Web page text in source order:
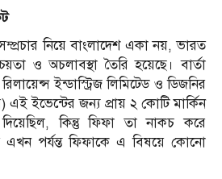
নিয়ে বাংলাদেশ একা নয়, ভারত
ও অচলাবস্থা তৈরি হয়েছে। বার্তা
ইন্ডাস্ট্রিজ লিমিটেড ও ডিজনির
ইভেন্টের জন্য প্রায় ২ কোটি মার্কিন
দিয়েছিল, কিন্তু ফিফা তা নাকচ করে
এখন পর্যন্ত ফিফাকে এ বিষয়ে কোনো